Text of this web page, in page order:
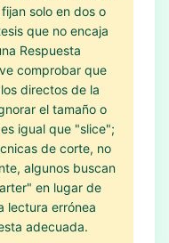
solo en dos o
que no encaja
Respuesta
comprobar que
directos de la
el tamaño o
igual que "slice";
de corte, no
algunos buscan
en lugar de
lectura errónea
adecuada.